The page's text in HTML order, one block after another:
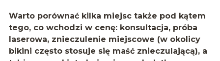
Warto porównać kilka miejsc także pod kątem
tego, co wchodzi w cenę: konsultacja, próba
laserowa, znieczulenie miejscowe (w okolicy
bikini często stosuje się maść znieczulającą), a